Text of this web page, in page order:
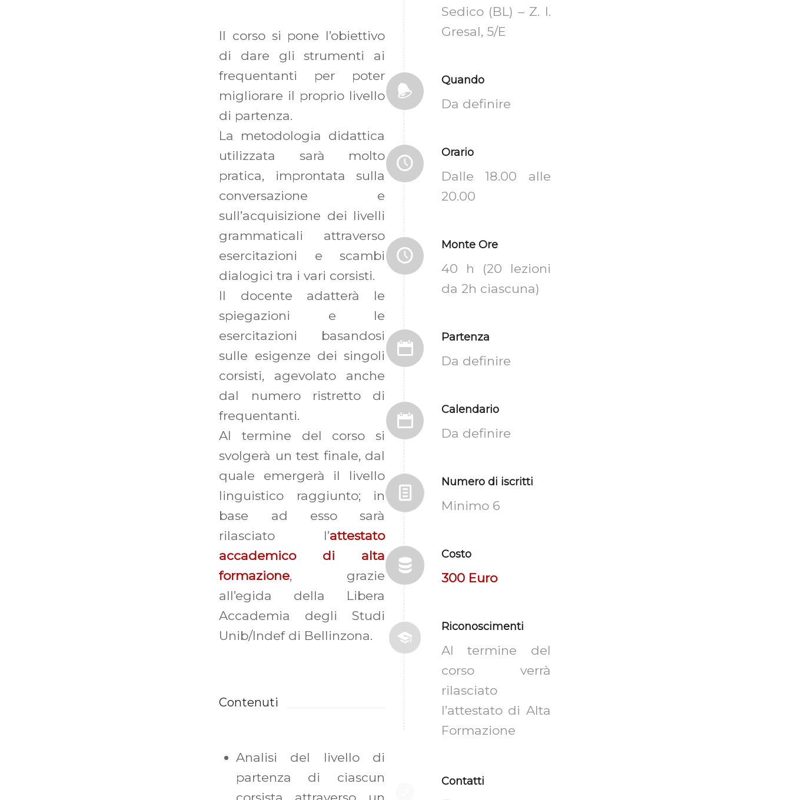
Il corso si pone l’obiettivo
di dare gli strumenti ai
frequentanti per poter
migliorare il proprio livello
di partenza.
La metodologia didattica
utilizzata sarà molto
pratica, improntata sulla
conversazione e
sull’acquisizione dei livelli
grammaticali attraverso
esercitazioni e scambi
dialogici tra i vari corsisti.
Il docente adatterà le
spiegazioni e le
esercitazioni basandosi
sulle esigenze dei singoli
corsisti, agevolato anche
dal numero ristretto di
frequentanti.
Al termine del corso si
svolgerà un test finale, dal
quale emergerà il livello
linguistico raggiunto; in
base ad esso sarà
rilasciato l’attestato
accademico di alta
formazione, grazie
all’egida della Libera
Accademia degli Studi
Unib/Indef di Bellinzona.
Contenuti
Analisi del livello di
partenza di ciascun
Sedico (BL) – Z. I.
Gresal, 5/E
Quando
Da definire
Orario
Dalle 18.00 alle
20.00
Monte Ore
40 h (20 lezioni
da 2h ciascuna)
Partenza
Da definire
Calendario
Da definire
Numero di iscritti
Minimo 6
Costo
300 Euro
Riconoscimenti
Al termine del
corso verrà
rilasciato
l’attestato di Alta
Formazione
Contatti